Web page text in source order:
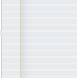
o